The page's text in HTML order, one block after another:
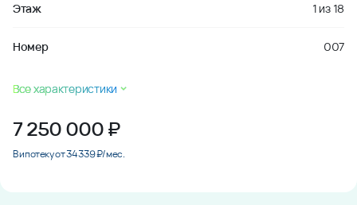
Этаж 1 из18
Номер 007
Все характеристики
7 250 000₽
В ипотеку от 34 339 ₽/мес.